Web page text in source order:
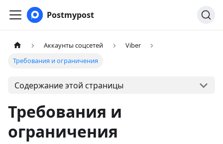
Postmypost
Аккаунты соцсетей
Viber
Требования и ограничения
Содержание этой страницы
Требования и
ограничения